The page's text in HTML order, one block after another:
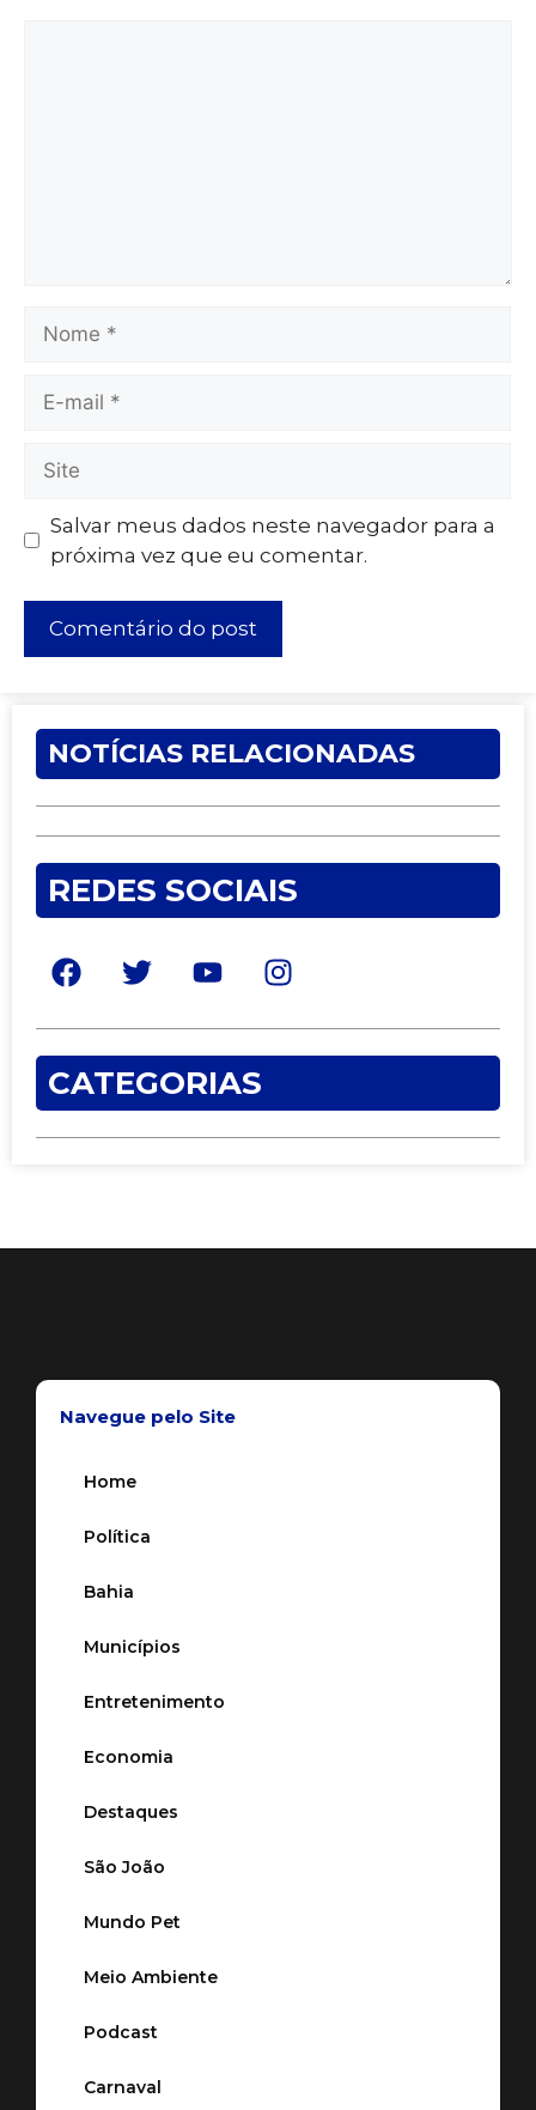
Salvar meus dados neste navegador para a
próxima vez que eu comentar.
NOTÍCIAS RELACIONADAS
REDES SOCIAIS
CATEGORIAS
Navegue pelo Site
Home
Política
Bahia
Municípios
Entretenimento
Economia
Destaques
São João
Mundo Pet
Meio Ambiente
Podcast
Carnaval